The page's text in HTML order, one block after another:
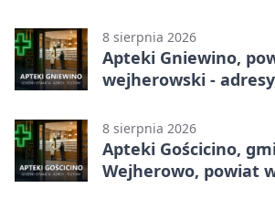
8 sierpnia 2026
Apteki Gniewino,
wejherowski -
8 sierpnia 2026
Apteki Gościcino,
Wejherowo, powiat